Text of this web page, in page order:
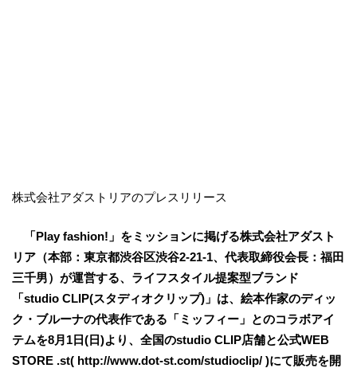
株式会社アダストリアのプレスリリース
「Play fashion!」をミッションに掲げる株式会社アダスト
リア（本部：東京都渋谷区渋谷2-21-1、代表取締役会長：福田
三千男）が運営する、ライフスタイル提案型ブランド
「studio CLIP(スタディオクリップ)」は、絵本作家のディッ
ク・ブルーナの代表作である「ミッフィー」とのコラボアイ
テムを8月1日(日)より、全国のstudio CLIP店舗と公式WEB
STORE .st( http://www.dot-st.com/studioclip/ )にて販売を開